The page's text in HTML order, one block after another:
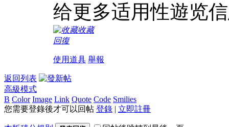
给更多适用性遊览
收藏
回復
使用道具 舉報
返回列表
高級模式
B Color Image Link Quote Code Smilies
您需要登錄後才可以回帖 登錄 | 立即註冊